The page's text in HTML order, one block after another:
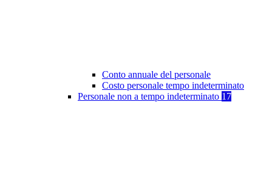
Conto annuale del personale
Costo personale tempo indeterminato
Personale non a tempo indeterminato 17